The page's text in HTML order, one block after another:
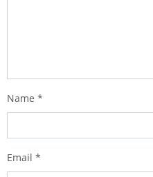
Name *
Email *